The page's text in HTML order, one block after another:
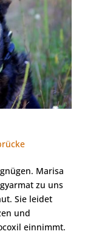
Marisa
zu uns
Sie leidet
und
einnimmt.